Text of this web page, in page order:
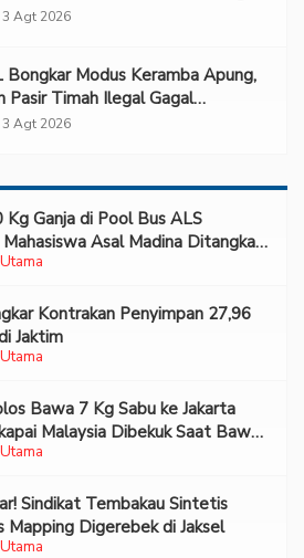
3 Agt 2026
Bongkar Modus Keramba Apung,
Pasir Timah Ilegal Gagal
3 Agt 2026
Kg Ganja di Pool Bus ALS
Mahasiswa Asal Madina Ditangkap
Kontrakan Penyimpan 27,96
Jaktim
Bawa 7 Kg Sabu ke Jakarta
Malaysia Dibekuk Saat Bawa
Ekstasi Di Bandara Soetta
Sindikat Tembakau Sintetis
Mapping Digerebek di Jaksel